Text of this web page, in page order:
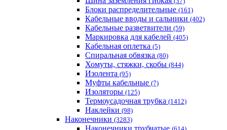
Блоки распределительные (161)
Кабельные вводы и сальники (402)
Кабельные разветвители (59)
Маркировка для кабелей (405)
Кабельная оплетка (5)
Спиральная обвязка (80)
Хомуты, стяжки, скобы (844)
Изолента (95)
Муфты кабельные (7)
Изоляторы (125)
Термоусадочная трубка (1412)
Наклейки (98)
Наконечники (3283)
Наконечники трубчатые